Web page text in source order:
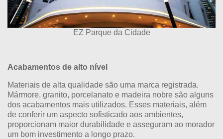
EZ Parque da Cidade
Acabamentos de alto nível
Materiais de alta qualidade são uma marca registrada.
Mármore, granito, porcelanato e madeira nobre são alguns
dos acabamentos mais utilizados. Esses materiais, além
de conferir um aspecto sofisticado aos ambientes,
proporcionam maior durabilidade e asseguram ao morador
um bom investimento a longo prazo.